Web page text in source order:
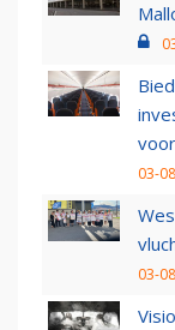
03-
03-